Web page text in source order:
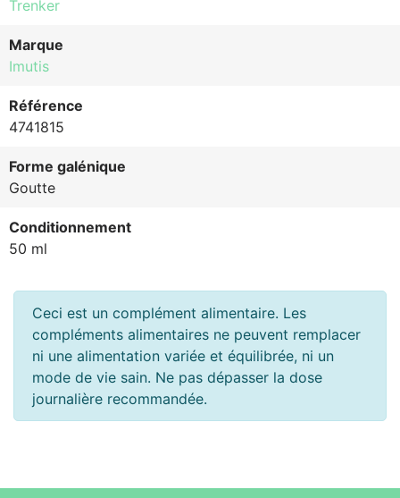
Trenker
Marque
Imutis
Référence
4741815
Forme galénique
Goutte
Conditionnement
50 ml
Ceci est un complément alimentaire. Les
compléments alimentaires ne peuvent remplacer
ni une alimentation variée et équilibrée, ni un
mode de vie sain. Ne pas dépasser la dose
journalière recommandée.